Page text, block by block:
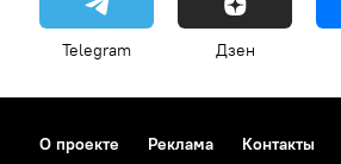
Telegram Дзен
О проекте Реклама Контакты